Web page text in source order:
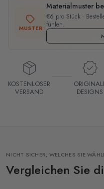
MUSTER
Materialmuster
€6 pro Stück ·
fühlen.
KOSTENLOSER
VERSAND
DESIGNS
NICHT SICHER, WELCHES SIE
Vergleichen Sie